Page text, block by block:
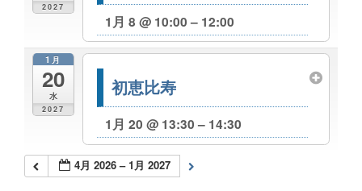
2027
1月 8 @ 10:00 – 12:00
1月
20
水
2027
初恵比寿
1月 20 @ 13:30 – 14:30
4月 2026 – 1月 2027